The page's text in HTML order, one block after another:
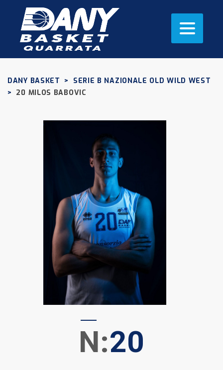
DANY BASKET >
SERIE B NAZIONALE OLD WILD WEST
> 20 MILOS BABOVIC
N:20